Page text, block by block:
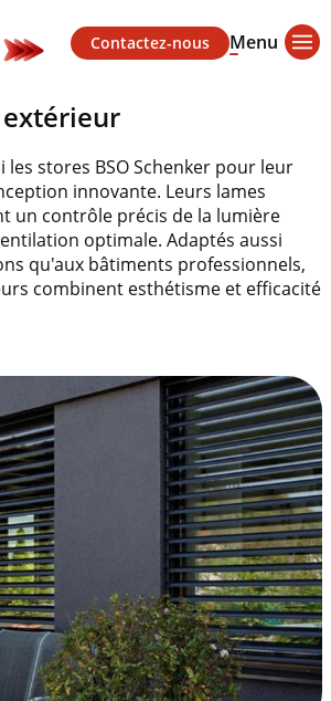
Contactez-nous Menu
les stores BSO Schenker pour leur
innovante. Leurs lames
un contrôle précis de la lumière
optimale. Adaptés aussi
qu'aux bâtiments professionnels,
combinent esthétisme et efficacité